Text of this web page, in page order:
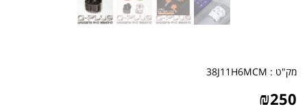
מק"ט : 38J11H6MCM
₪250